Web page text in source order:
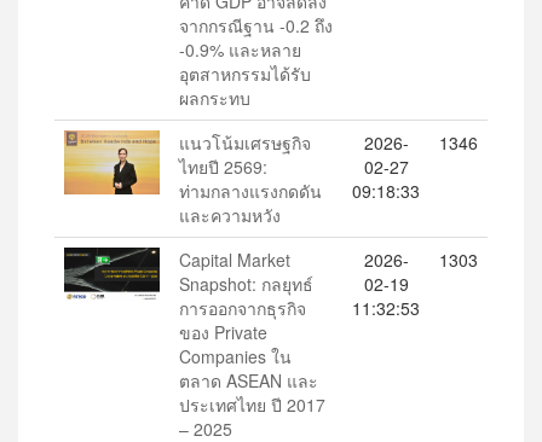
จากกรณีฐาน -0.2 ถึง
-0.9% และหลาย
อุตสาหกรรมได้รับ
ผลกระทบ
แนวโน้มเศรษฐกิจ
ไทยปี 2569:
ท่ามกลางแรงกดดัน
และความหวัง
2026-
02-27
09:18:33
1346
Capital Market
Snapshot: กลยุทธ์
การออกจากธุรกิจ
ของ Private
Companies ใน
ตลาด ASEAN และ
ประเทศไทย ปี 2017
– 2025
2026-
02-19
11:32:53
1303